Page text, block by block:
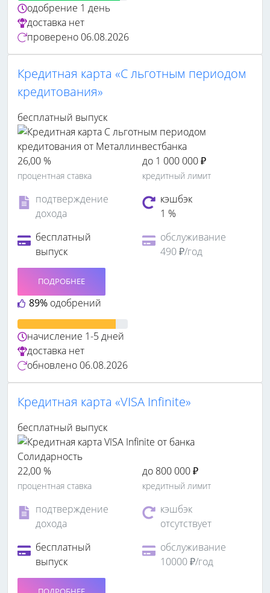
одобрение 1 день
доставка нет
проверено 06.08.2026
Кредитная карта «С льготным периодом
кредитования»
бесплатный выпуск
26,00 %
процентная ставка
до 1 000 000 ₽
кредитный лимит
подтверждение
дохода
кэшбэк
1 %
бесплатный
выпуск
обслуживание
490 ₽/год
89% одобрений
ПОДРОБНЕЕ
начисление 1-5 дней
доставка нет
обновлено 06.08.2026
Кредитная карта «VISA Infinite»
бесплатный выпуск
22,00 %
процентная ставка
до 800 000 ₽
кредитный лимит
подтверждение
дохода
кэшбэк
отсутствует
бесплатный
выпуск
обслуживание
10000 ₽/год